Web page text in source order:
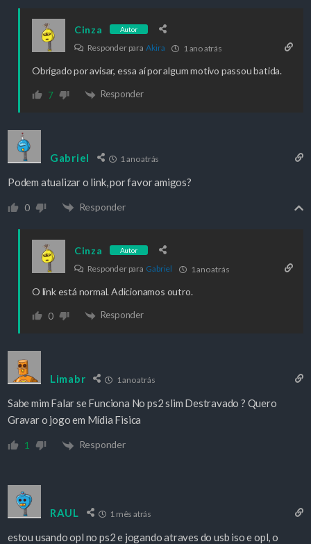
Cinza Autor
Responder paraAkira 1 ano atrás
Obrigado por avisar, essa aí por algum motivo passou batida.
7 Responder
Gabriel 1 ano atrás
Podem atualizar o link, por favor amigos?
0 Responder
Cinza Autor
Responder para Gabriel 1 ano atrás
O link está normal. Adicionamos outro.
0 Responder
Limabr 1 ano atrás
Sabe mim Falar se Funciona No ps2 slim Destravado ? Quero
Gravar o jogo em Mídia Fisica
1 Responder
RAUL 1 mês atrás
estou usando opl no ps2 e jogando atraves do usb iso e opl, o